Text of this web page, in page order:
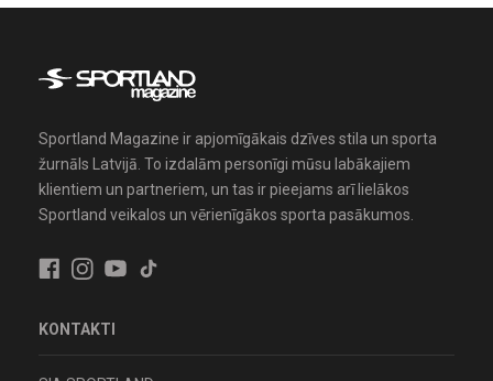
Sportland Magazine ir apjomīgākais dzīves stila un sporta
žurnāls Latvijā. To izdalām personīgi mūsu labākajiem
klientiem un partneriem, un tas ir pieejams arī lielākos
Sportland veikalos un vērienīgākos sporta pasākumos.
KONTAKTI